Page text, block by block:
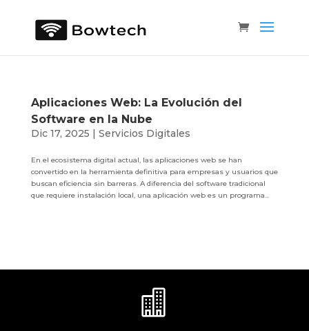
Aplicaciones Web: La Evolución del
Software en la Nube
Dic 17, 2025 | Servicios Digitales
En el ecosistema digital actual, las aplicaciones web se han
convertido en la herramienta definitiva para empresas y usuarios que
buscan eficiencia sin barreras. A diferencia del software tradicional
que requiere instalación local, una aplicación web es un programa...
